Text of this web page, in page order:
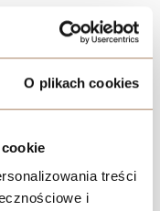
O plikach cookies
treści
i
z przyszłością,
będacy
i wygody -
życiem